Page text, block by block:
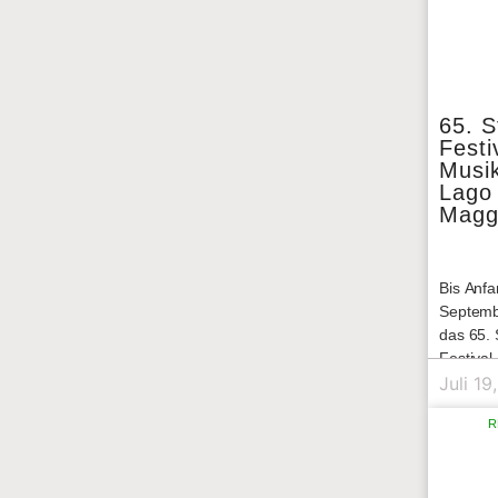
65.
Lago
Bis
das 65.
Festival
Young,
Klassik
Juli